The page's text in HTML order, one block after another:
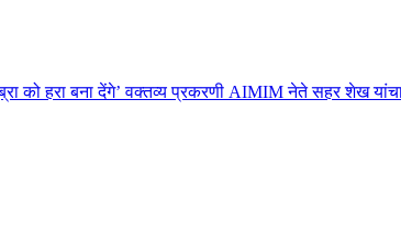
को हरा बना देंगे’ वक्तव्य प्रकरणी AIMIM नेते सहर शेख यांचा